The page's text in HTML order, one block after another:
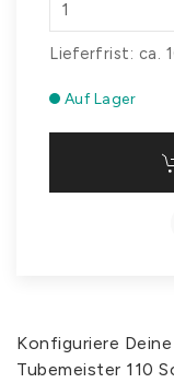
Lieferfrist: ca.
Auf Lager
Konfiguriere
Tubemeister 110